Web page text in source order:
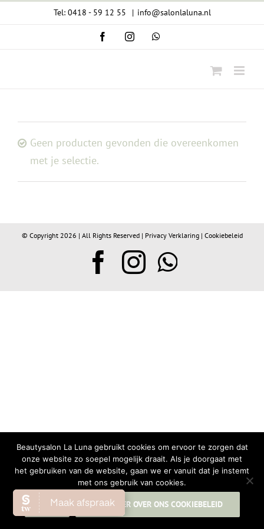
Tel: 0418 - 59 12 55 | info@salonlaluna.nl
FacebookInstagramWhatsApp
Geen producten gevonden die overeenkomen
met je selectie.
© Copyright 2026 | All Rights Reserved | Privacy Verklaring| Cookiebeleid
Facebook
Instagram
Beautysalon La Luna gebruikt cookies om ervoor te zorgen dat
onze website zo soepel mogelijk draait. Als je doorgaat met
het gebruiken van de website, gaan we er vanuit dat je instemt
met ons gebruik van cookies.
OK LEES MEER OVER ONS COOKIEBELEID